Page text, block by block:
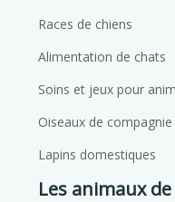
Races de chiens
Alimentation de chats
Soins et jeux pour
Oiseaux de compagnie
Lapins domestiques
Les animaux